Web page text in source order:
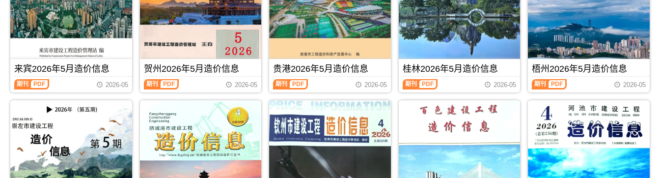
工
程
招
标
控
编
制
北
流
县.，
玉
林
价
信
息
期
导
价，
来
造
信
息
期
刊
信
息
期
刊
PDF
市
建
设
工
程
站
官
方
发
信
息
手
册，
梧
州
市
造
价
信
息
期
刊
于
桂
林
工
图
预
算
编
制，
于
桂
工
建
筑
于
崇
左
程
同
价
款
确
定
与
整，
市
施
海
工
程
全
成
本
管
控，
属
于
北
海
市
工
程
料
发
布，
用
于
港
工
程
设
计
概
于
于
百
色
工
程
招
标
控
制
价
编
制，
百
色
市
建
材
价
格
程
造
价
信
由
河
池
市
建
工
程
信
网
发
商
报
价）
期
玉
林
市
建
设
工
程
造
价
信
息
发
布，
建
设
工
程
造
信
息）
期
刊，
由
南
工
造
程
造
信
期
刊，
由
柳
州
市
建
程
造
价
信
息
网
发
来宾2026年5月造价信息
期刊 PDF 2026-05
贺州2026年5月造价信息
期刊 PDF 2026-05
贵港2026年5月造价信息
期刊 PDF 2026-05
桂林2026年5月造价信息
期刊 PDF 2026-05
梧州2026年5月造价信息
期刊 PDF 2026-05